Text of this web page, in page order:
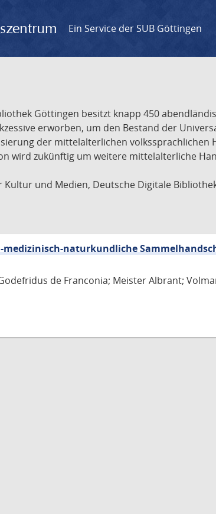
Ein Service der SUB Göttingen
Göttingen besitzt knapp 450
erworben, um den Bestand der
der mittelalterlichen volkssprachlichen
wird zukünftig um weitere mittelalterliche
und Medien, Deutsche Digitale
medizinisch-naturkundliche
de Franconia; Meister Albrant;